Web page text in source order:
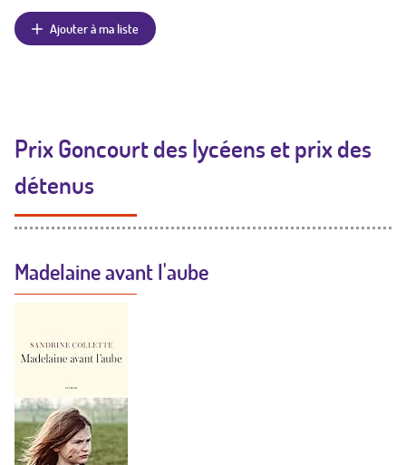
Ajouter à ma liste
Prix Goncourt des lycéens et prix des
détenus
Madelaine avant l'aube